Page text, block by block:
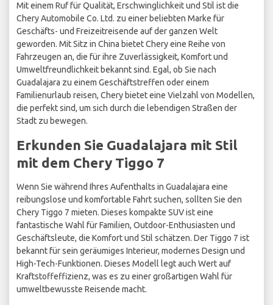
Mit einem Ruf für Qualität, Erschwinglichkeit und Stil ist die
Chery Automobile Co. Ltd. zu einer beliebten Marke für
Geschäfts- und Freizeitreisende auf der ganzen Welt
geworden. Mit Sitz in China bietet Chery eine Reihe von
Fahrzeugen an, die für ihre Zuverlässigkeit, Komfort und
Umweltfreundlichkeit bekannt sind. Egal, ob Sie nach
Guadalajara zu einem Geschäftstreffen oder einem
Familienurlaub reisen, Chery bietet eine Vielzahl von Modellen,
die perfekt sind, um sich durch die lebendigen Straßen der
Stadt zu bewegen.
Erkunden Sie Guadalajara mit Stil
mit dem Chery Tiggo 7
Wenn Sie während Ihres Aufenthalts in Guadalajara eine
reibungslose und komfortable Fahrt suchen, sollten Sie den
Chery Tiggo 7 mieten. Dieses kompakte SUV ist eine
fantastische Wahl für Familien, Outdoor-Enthusiasten und
Geschäftsleute, die Komfort und Stil schätzen. Der Tiggo 7 ist
bekannt für sein geräumiges Interieur, modernes Design und
High-Tech-Funktionen. Dieses Modell legt auch Wert auf
Kraftstoffeffizienz, was es zu einer großartigen Wahl für
umweltbewusste Reisende macht.